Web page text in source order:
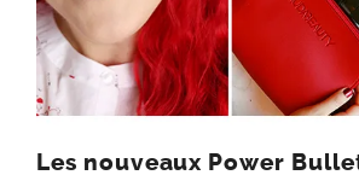
Les nouveaux Power